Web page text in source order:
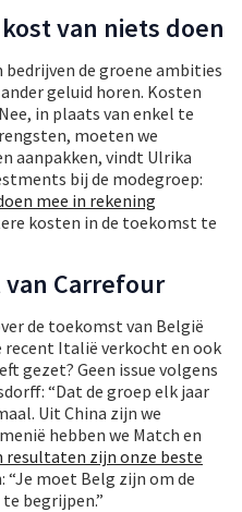
van niets doen
de groene ambities
geluid horen. Kosten
in plaats van enkel te
moeten we
aanpakken, vindt Ulrika
bij de modegroep:
mee in rekening
kosten in de toekomst te
Carrefour
de toekomst van België
recent Italië verkocht en ook
gezet? Geen issue volgens
“Dat de groep elk jaar
Uit China zijn we
hebben we Match en
resultaten zijn onze beste
“Je moet Belg zijn om de
begrijpen.”